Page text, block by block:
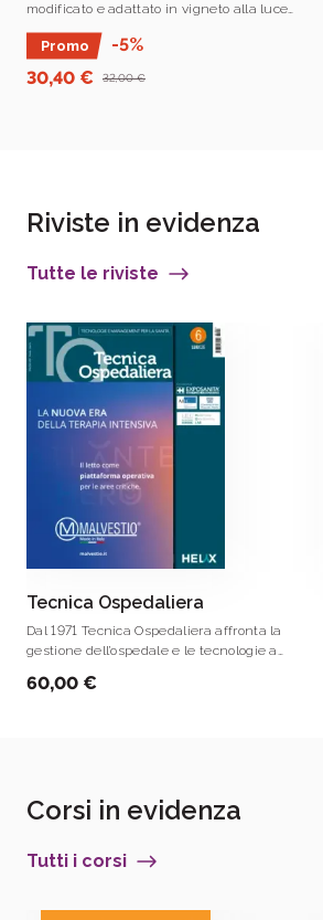
modificato e adattato in vigneto alla luce
di un cambiamento climatico ormai
incontrovertibile e nell’ottica della
sostenibilità.
Promo
-5%
30,40 €
32,00 €
Riviste in evidenza
Tutte le riviste
Tecnica Ospedaliera
Dal 1971 Tecnica Ospedaliera affronta la
gestione dell’ospedale e le tecnologie a
contribuire a informare e aggiornare le
60,00 €
Corsi in evidenza
Tutti i corsi